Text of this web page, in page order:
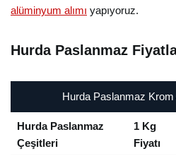
alüminyum alımı yapıyoruz.
Hurda Paslanmaz
Hurda Paslanmaz Krom
Hurda Paslanmaz
Çeşitleri
1 Kg
Fiyatı